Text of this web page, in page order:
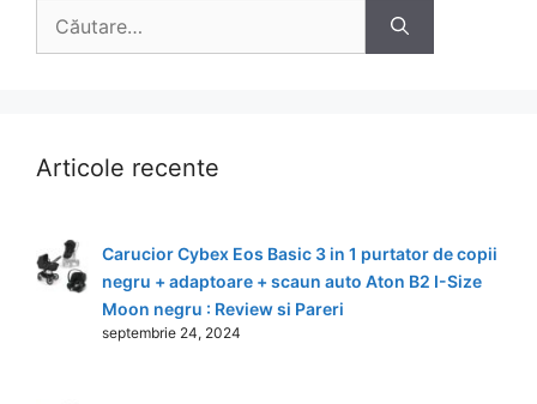
Articole recente
Carucior Cybex Eos Basic 3 in 1 purtator de copii
negru + adaptoare + scaun auto Aton B2 I-Size
Moon negru : Review si Pareri
septembrie 24, 2024